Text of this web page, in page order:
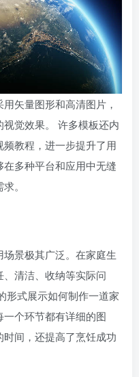
矢量图形和高清图片，
觉效果。 许多模板还内
教程，进一步提升了用
多种平台和应用中无缝
。
景极其广泛。在家庭生
清洁、收纳等实际问
形式展示如何制作一道家
个环节都有详细的图
间，还提高了烹饪成功